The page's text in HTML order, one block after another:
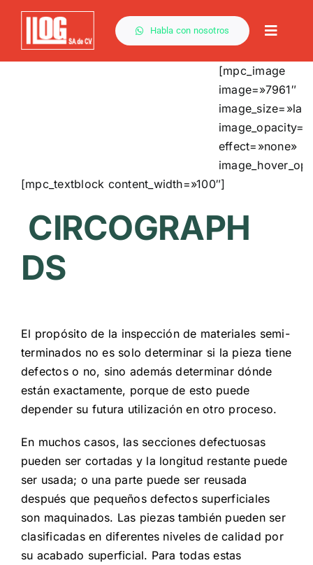
Saltar
contenido
Habla con nosotros
Toggle
[mpc_image
image=»7961″
effect=»none»
[mpc_textblock content_width=»100″]
CIRCOGRAPH
DS
El propósito de la inspección de materiales semi-
terminados no es solo determinar si la pieza tiene
defectos o no, sino además determinar dónde
están exactamente, porque de esto puede
depender su futura utilización en otro proceso.
En muchos casos, las secciones defectuosas
pueden ser cortadas y la longitud restante puede
ser usada; o una parte puede ser reusada
después que pequeños defectos superficiales
son maquinados. Las piezas también pueden ser
clasificadas en diferentes niveles de calidad por
su acabado superficial. Para todas estas